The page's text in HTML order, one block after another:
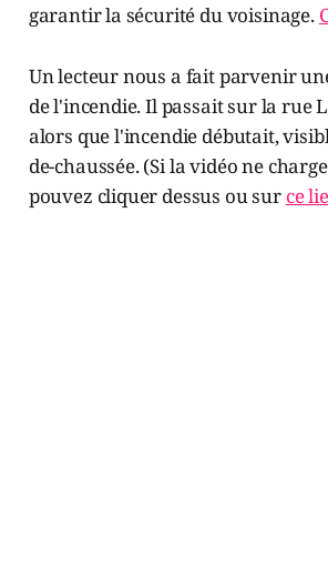
garantir la sécurité du voisinage.
Un lecteur nous a fait parvenir
de l'incendie. Il passait sur la rue
alors que l'incendie débutait,
de-chaussée. (Si la vidéo ne
pouvez cliquer dessus ou sur ce